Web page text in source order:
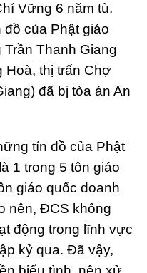
Vững 6 năm tù.
của Phật giáo
Thanh Giang
Hoà, thị trấn Chợ
đã bị tòa án An
tín đồ của Phật
1 trong 5 tôn giáo
giáo quốc doanh
nên, ĐCS không
động trong lĩnh vực
kỷ qua. Đã vậy,